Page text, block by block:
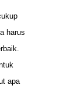
harus
apa